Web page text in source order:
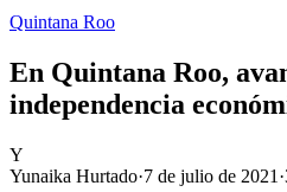
Quintana Roo
En Quintana Roo,
independencia
Y
Yunaika Hurtado·7 de julio de 2021 ·